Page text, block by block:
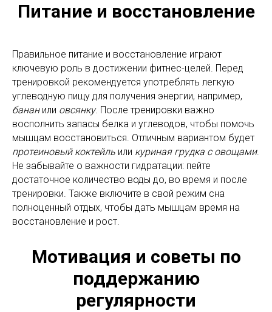
Питание и восстановление
Правильное питание и восстановление играют
ключевую роль в достижении фитнес-целей. Перед
тренировкой рекомендуется употреблять легкую
углеводную пищу для получения энергии, например,
бананили овсянку. После тренировки важно
восполнить запасы белка и углеводов, чтобы помочь
мышцам восстановиться. Отличным вариантом будет
протеиновый коктейль или куриная грудка с овощами.
Не забывайте о важности гидратации: пейте
достаточное количество воды до, во время и после
тренировки. Также включите в свой режим сна
полноценный отдых, чтобы дать мышцам время на
восстановление и рост.
Мотивация и советы по
поддержанию
регулярности